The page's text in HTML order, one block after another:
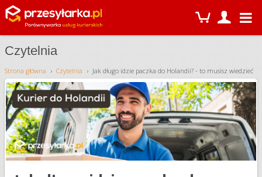
Czytelnia
Strona główna Czytelnia Jak długo idzie paczka do Holandii? - to musisz wiedzieć